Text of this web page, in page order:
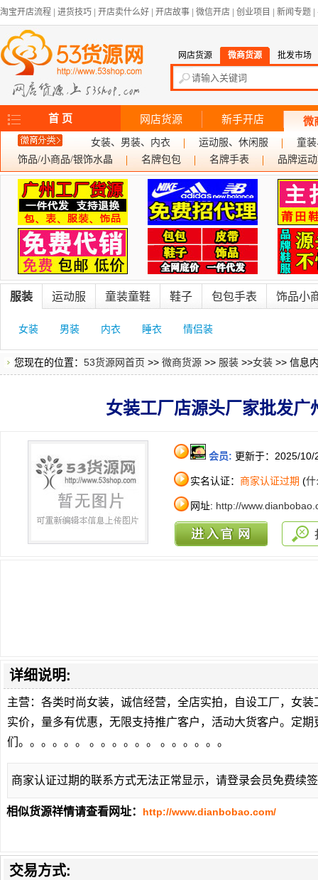
淘宝开店流程 进货技巧 开店卖什么好 开店故事 微信开店 创业项目 新闻专题
网店货源 微商货源 批发市场
首 页 网店货源 新手开店 微
女装、男装、内衣 运动服、休闲服
童
饰品/小商品/银饰水晶
名牌包包 名牌手表 品牌运
服装 运动服 童装童鞋 鞋子 包包手表 饰品小
女装 男装 内衣 睡衣 情侣装
您现在的位置： 53货源网首页 >> 微商货源 >> 服装 >>女装 >> 信息
女装工厂店源头厂家批发
会员: 更新于：2025/10/
实名认证： 商家认证过期 (什
网址: http://
详细说明:
主营：各类时尚女装，诚信经营，全店实拍，自设工厂，女
实价，量多有优惠，无限支持推广客户，活动大货客户。定
们。。。。。。 。。。。。。 。。。。。。
商家认证过期的联系方式无法正常显示，请登录会员免费续
相似货源祥情请查看网址： http://www.dianbobao.com/
交易方式: